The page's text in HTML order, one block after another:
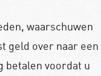
waarschuwen
geld over naar een
betalen voordat u